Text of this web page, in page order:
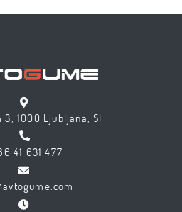
3, 1000 Ljubljana, SI
41 631 477